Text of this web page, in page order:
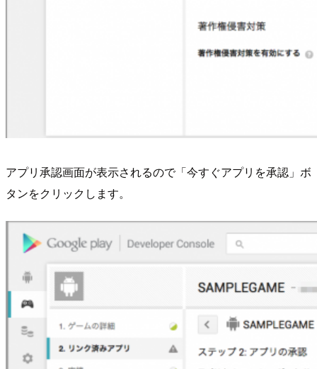
アプリ承認画面が表示されるので「今すぐアプリを承認」ボ
タンをクリックします。